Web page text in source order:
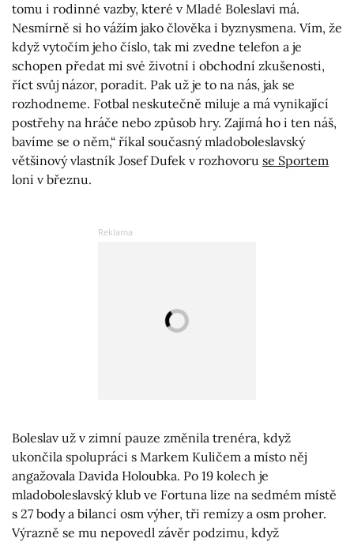
tomu i rodinné vazby, které v Mladé Boleslavi má.
Nesmírně si ho vážím jako člověka i byznysmena. Vím, že
když vytočím jeho číslo, tak mi zvedne telefon a je
schopen předat mi své životní i obchodní zkušenosti,
říct svůj názor, poradit. Pak už je to na nás, jak se
rozhodneme. Fotbal neskutečně miluje a má vynikající
postřehy na hráče nebo způsob hry. Zajímá ho i ten náš,
bavíme se o něm,“ říkal současný mladoboleslavský
většinový vlastník Josef Dufek v rozhovoru se Sportem
loni v březnu.
Boleslav už v zimní pauze změnila trenéra, když
ukončila spolupráci s Markem Kuličem a místo něj
angažovala Davida Holoubka. Po 19 kolech je
mladoboleslavský klub ve Fortuna lize na sedmém místě
s 27 body a bilancí osm výher, tři remízy a osm proher.
Výrazně se mu nepovedl závěr podzimu, když